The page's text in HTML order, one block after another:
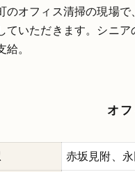
のオフィス清掃の現場
ていただきます。シニ
。
オ
赤坂見附、